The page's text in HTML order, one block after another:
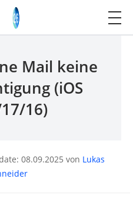
Mail keine
(iOS
16)
08.09.2025 von Lukas